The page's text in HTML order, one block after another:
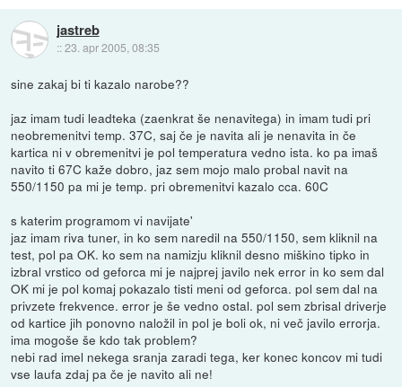
jastreb
::23. apr 2005, 08:35
sine zakaj bi ti kazalo narobe??
jaz imam tudi leadteka (zaenkrat še nenavitega) in imam tudi pri
neobremenitvi temp. 37C, saj če je navita ali je nenavita in če
kartica ni v obremenitvi je pol temperatura vedno ista. ko pa imaš
navito ti 67C kaže dobro, jaz sem mojo malo probal navit na
550/1150 pa mi je temp. pri obremenitvi kazalo cca. 60C
s katerim programom vi navijate'
jaz imam riva tuner, in ko sem naredil na 550/1150, sem kliknil na
test, pol pa OK. ko sem na namizju kliknil desno miškino tipko in
izbral vrstico od geforca mi je najprej javilo nek error in ko sem dal
OK mi je pol komaj pokazalo tisti meni od geforca. pol sem dal na
privzete frekvence. error je še vedno ostal. pol sem zbrisal driverje
od kartice jih ponovno naložil in pol je boli ok, ni več javilo errorja.
ima mogoše še kdo tak problem?
nebi rad imel nekega sranja zaradi tega, ker konec koncov mi tudi
vse laufa zdaj pa če je navito ali ne!